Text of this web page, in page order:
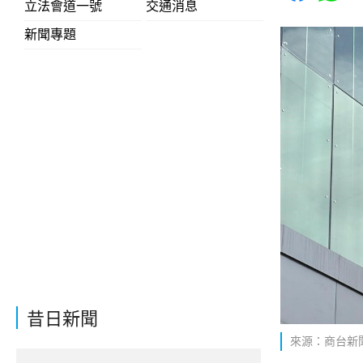
立法會道一號
交通消息
新聞專題
昔日新聞
來源：商台新